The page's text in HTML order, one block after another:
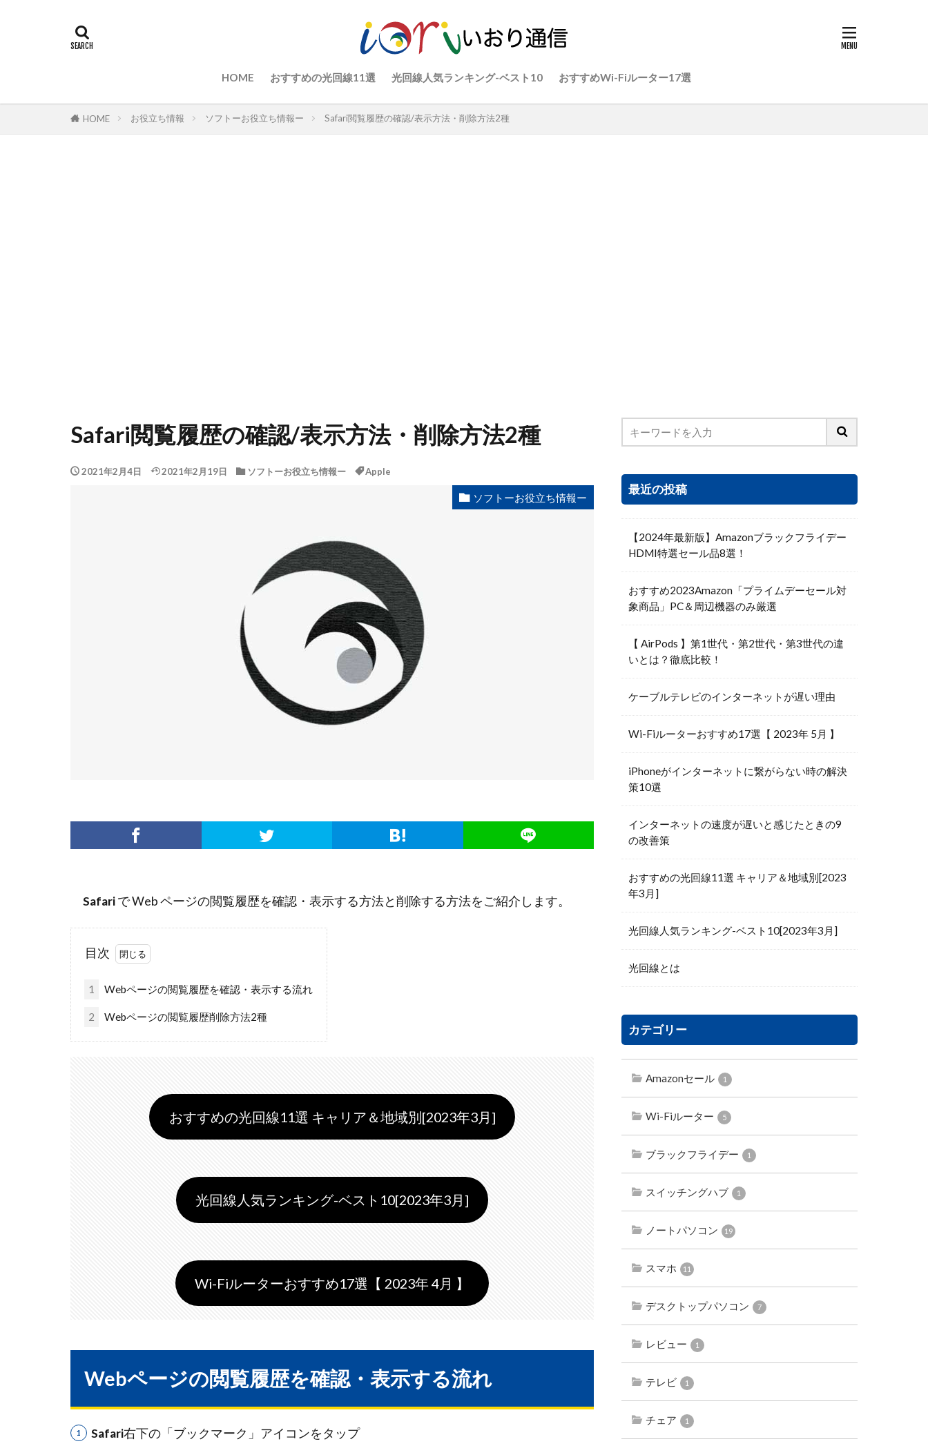
HOME おすすめの光回線11選 光回線人気ランキング-ベスト10 おすすめWi-Fiルーター17選
HOME お役立ち情報 ソフトーお役立ち情報ー Safari閲覧履歴の確認/表示方法・削除方法2種
Safari閲覧履歴の確認/表示方法・削除方法2種
2021年2月4日 2021年2月19日 ソフトーお役立ち情報ー Apple
ソフトーお役立ち情報ー
Safariで Web ページの閲覧履歴を確認・表示する方法と削除する方法をご紹介します。
目次
1 Webページの閲覧履歴を確認・表示する流れ
2 Webページの閲覧履歴削除方法2種
おすすめの光回線11選 キャリア＆地域別[2023年3月]
光回線人気ランキング-ベスト10[2023年3月]
Wi-Fiルーターおすすめ17選【 2023年 4月 】
Webページの閲覧履歴を確認・表示する流れ
Safari右下の「ブックマーク」アイコンをタップ
最近の投稿
【2024年最新版】Amazonブラックフライデー
HDMI特選セール品8選！
おすすめ2023Amazon「プライムデーセール対
象商品」PC＆周辺機器のみ厳選
【 AirPods 】第1世代・第2世代・第3世代の違
いとは？徹底比較！
ケーブルテレビのインターネットが遅い理由
Wi-Fiルーターおすすめ17選【 2023年 5月 】
iPhoneがインターネットに繋がらない時の解決
策10選
インターネットの速度が遅いと感じたときの9
の改善策
おすすめの光回線11選 キャリア＆地域別[2023
年3月]
光回線人気ランキング-ベスト10[2023年3月]
光回線とは
カテゴリー
Amazonセール 1
Wi-Fiルーター 5
ブラックフライデー 1
スイッチングハブ 1
ノートパソコン 19
スマホ 11
デスクトップパソコン 7
レビュー 1
テレビ 1
チェア 1